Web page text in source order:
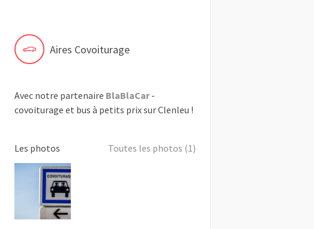
Aires Covoiturage
Avec notre partenaire BlaBlaCar-
covoiturage et bus à petits prix sur Clenleu !
Les photos Toutes les photos (1)